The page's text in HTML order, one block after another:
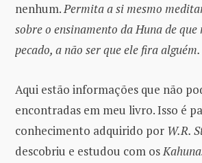
nenhum.Permita a si mesmo
sobre o ensinamento da Huna de que
pecado, a não ser que ele fira alguém.
Aqui estão informações que não
encontradas em meu livro. Isso é
conhecimento adquirido por W.R.
descobriu e estudou com os